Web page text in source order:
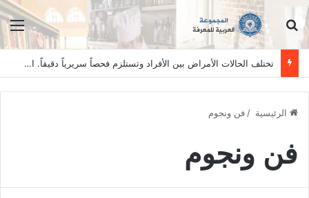
ابحث عن
تختلف الحالات الأمراض بين الأفراد وتستلزم فحصاً سريرياً دقيقاً. المعلومات الواردة في هذا الموقع تهدف إلى التثقيف والتوعية فقط، ولا تعد بديلاً عن الفحص الطبي السريري، دائمًا استشر الطبيب.
الرئيسية /فن ونجوم
فن ونجوم